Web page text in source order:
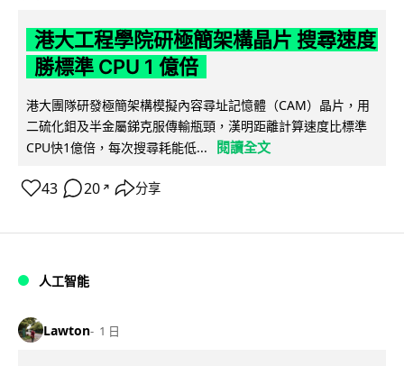
港大工程學院研極簡架構晶片 搜尋速度
勝標準 CPU 1 億倍
港大團隊研發極簡架構模擬內容尋址記憶體（CAM）晶片，用
二硫化鉬及半金屬銻克服傳輸瓶頸，漢明距離計算速度比標準
CPU快1億倍，每次搜尋耗能低...
閱讀全文
43 20 ↗ 分享
人工智能
Lawton 1 日